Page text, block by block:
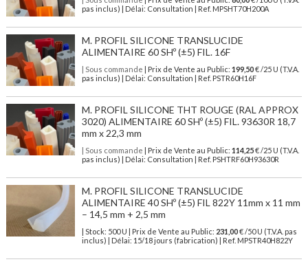
pas inclus) | Délai: Consultation | Ref. MPSHT70H200A
M. PROFIL SILICONE TRANSLUCIDE
ALIMENTAIRE 60 SHº (±5) FIL. 16F
| Sous commande | Prix de Vente au Public: 199,50€ /25 U (T.V.A.
pas inclus) | Délai: Consultation | Ref. PSTR60H16F
M. PROFIL SILICONE THT ROUGE (RAL APPROX
3020) ALIMENTAIRE 60 SHº (±5) FIL. 93630R 18,7
mm x 22,3 mm
| Sous commande | Prix de Vente au Public: 114,25€ /25 U (T.V.A.
pas inclus) | Délai: Consultation | Ref. PSHTRF60H93630R
M. PROFIL SILICONE TRANSLUCIDE
ALIMENTAIRE 40 SHº (±5) FIL 822Y 11mm x 11 mm
– 14,5 mm + 2,5 mm
| Stock: 500 U | Prix de Vente au Public: 231,00€/50 U (T.V.A. pas
inclus)
| Délai: 15/18 jours (fabrication) | Ref. MPSTR40H822Y